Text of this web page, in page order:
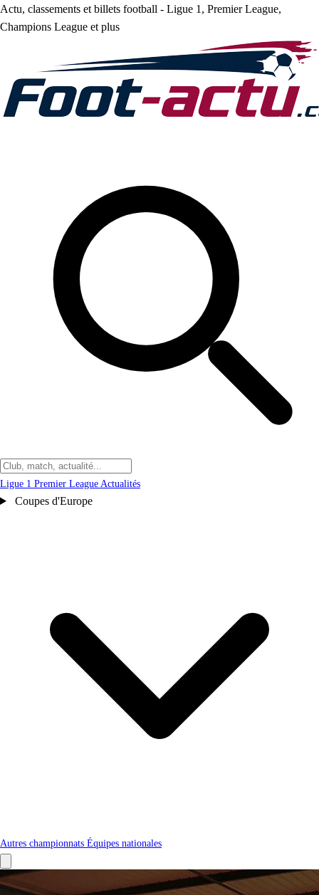
Actu, classements et billets football - Ligue 1, Premier League,
Champions League et plus
Ligue 1 Premier League Actualités
Coupes d'Europe
Autres championnats Équipes nationales